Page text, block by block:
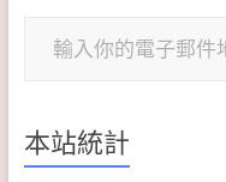
本站統計